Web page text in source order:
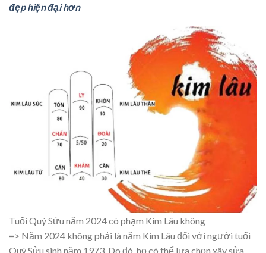
đẹp hiện đại hơn
Tuổi Quý Sửu năm 2024 có phạm Kim Lâu không
=> Năm 2024 không phải là năm Kim Lâu đối với người tuổi
Quý Sửu sinh năm 1973. Do đó, họ có thể lựa chọn xây sửa